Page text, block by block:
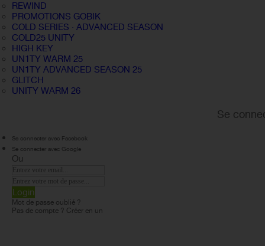
REWIND
PROMOTIONS GOBIK
COLD SERIES · ADVANCED SEASON
COLD25 UNITY
HIGH KEY
UN1TY WARM 25
UN1TY ADVANCED SEASON 25
GLITCH
UNITY WARM 26
Se
Se connecter avec Facebook
Se connecter avec Google
Ou
Login
Mot de passe oublié ?
Pas de compte ? Créer en un